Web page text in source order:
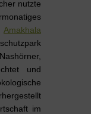
nutzte
Amakhala
und
im